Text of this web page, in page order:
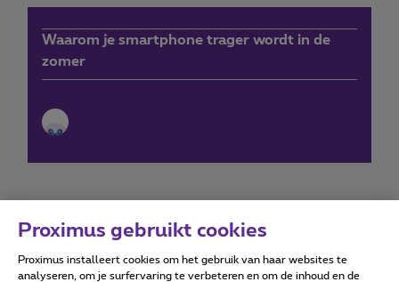
Waarom je smartphone trager wordt in de
zomer
Forumvoorwaarden Accessibility statement
Proximus gebruikt cookies
Proximus installeert cookies om het gebruik van haar websites te
analyseren, om je surfervaring te verbeteren en om de inhoud en de